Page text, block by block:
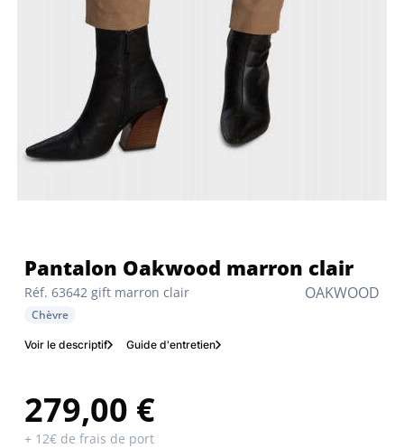
OAKWOOD
Réf. 63642 gift marron clair
Pantalon Oakwood marron clair
Chèvre
Voir le descriptif Guide d'entretien
279,00 €
+ 12€ de frais de port